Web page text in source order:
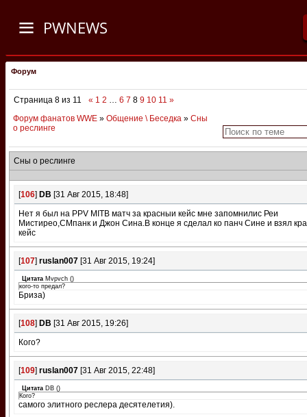
PWNEWS
Форум
Страница 8 из 11 « 1 2 … 6 7 8 9 10 11 »
Форум фанатов WWE » Общение \ Беседка » Сны
о реслинге
Сны о реслинге
[106] DB [31 Авг 2015, 18:48]
Нет я был на PPV МITB матч за красныи кейс мне запомнилис Реи
Мистирео,СМпанк и Джон Сина.В конце я сделал ко панч Сине и взял
кейс
[107] ruslan007 [31 Авг 2015, 19:24]
Цитата Mvpvch ()
кого-то предал?
Бриза)
[108] DB [31 Авг 2015, 19:26]
Кого?
[109] ruslan007 [31 Авг 2015, 22:48]
Цитата DB ()
Кого?
самого элитного реслера десятелетия).